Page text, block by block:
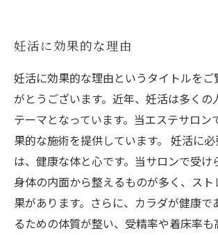
妊活に効果的な理由
妊活に効果的な理由というタイトルをご
がとうございます。近年、妊活は多くの
テーマとなっています。当エステサロン
果的な施術を提供しています。 妊活に
は、健康な体と心です。当サロンで受け
身体の内面から整えるものが多く、ス
果があります。さらに、カラダが健康で
るための体質が整い、受精率や着床率も